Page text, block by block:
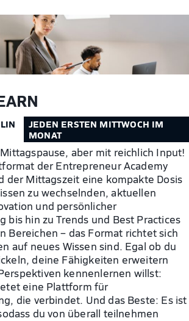
JEDEN ERSTEN MITTWOCH IM
MONAT
aber mit reichlich Input!
der Entrepreneur Academy
der Mittagszeit eine kompakte Dosis
zu wechselnden, aktuellen
und persönlicher
bis hin zu Trends und Best Practices
Bereichen – das Format richtet sich
auf neues Wissen sind. Egal ob du
deine Fähigkeiten erweitern
kennenlernen willst:
eine Plattform für
die verbindet. Und das Beste: Es ist
du von überall teilnehmen